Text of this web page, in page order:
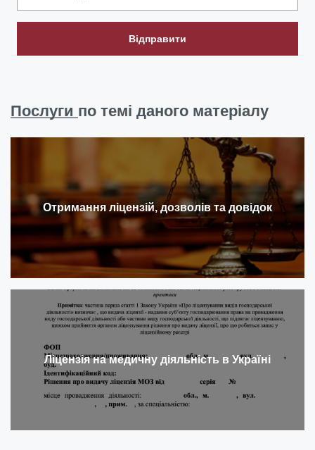
Відправити
Послуги по темі даного матеріалу
Отримання ліцензій, дозволів та довідок
Ліцензія на медичну діяльність в Україні